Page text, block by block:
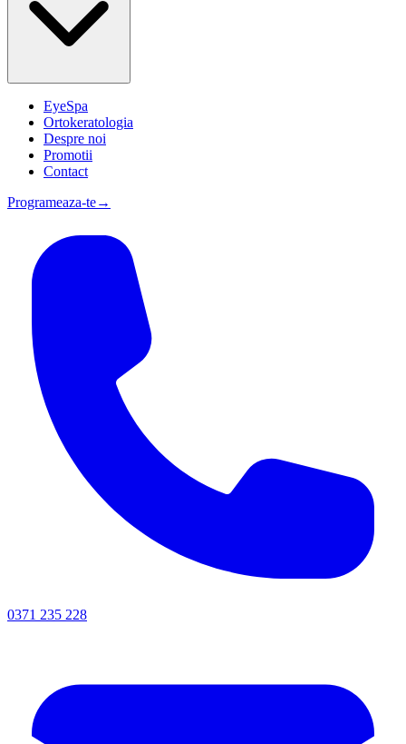
EyeSpa
Ortokeratologia
Despre noi
Promotii
Contact
Programeaza-te→
0371 235 228